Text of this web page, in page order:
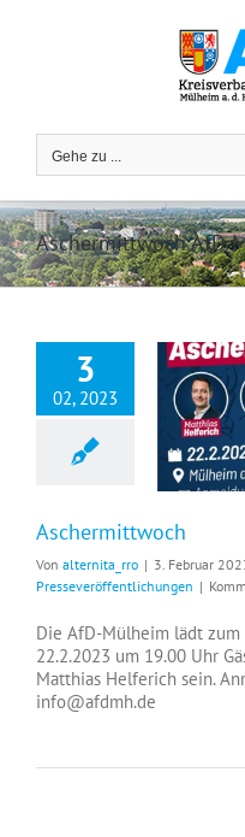
Gehe zu ...
Aschermittwoch AfD
3
02, 2023
Aschermittwoch
Von alternita_rro | 3. Februar
Presseveröffentlichungen |
Die AfD-Mülheim lädt
22.2.2023 um 19.00 Uhr
Matthias Helferich sein.
info@afdmh.de